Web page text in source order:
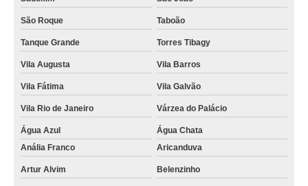
São Roque Taboão
Tanque Grande Torres Tibagy
Vila Augusta Vila Barros
Vila Fátima Vila Galvão
Vila Rio de Janeiro Várzea do Palácio
Água Azul
Água Chata
Anália Franco
Aricanduva
Artur Alvim Belenzinho